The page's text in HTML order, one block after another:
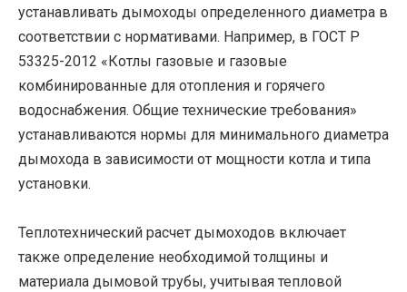
устанавливать дымоходы определенного диаметра в
соответствии с нормативами. Например, в ГОСТ Р
53325-2012 «Котлы газовые и газовые
комбинированные для отопления и горячего
водоснабжения. Общие технические требования»
устанавливаются нормы для минимального диаметра
дымохода в зависимости от мощности котла и типа
установки.
Теплотехнический расчет дымоходов включает
также определение необходимой толщины и
материала дымовой трубы, учитывая тепловой